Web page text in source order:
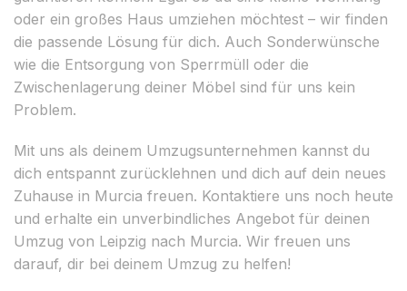
oder ein großes Haus umziehen möchtest – wir finden
die passende Lösung für dich. Auch Sonderwünsche
wie die Entsorgung von Sperrmüll oder die
Zwischenlagerung deiner Möbel sind für uns kein
Problem.
Mit uns als deinem Umzugsunternehmen kannst du
dich entspannt zurücklehnen und dich auf dein neues
Zuhause in Murcia freuen. Kontaktiere uns noch heute
und erhalte ein unverbindliches Angebot für deinen
Umzug von Leipzig nach Murcia. Wir freuen uns
darauf, dir bei deinem Umzug zu helfen!